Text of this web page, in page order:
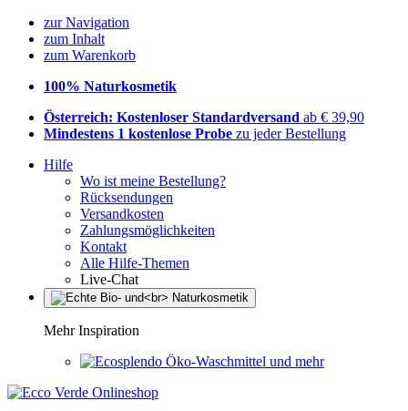
zur Navigation
zum Inhalt
zum Warenkorb
100% Naturkosmetik
Österreich: Kostenloser Standardversand ab € 39,90
Mindestens 1 kostenlose Probe zu jeder Bestellung
Hilfe
Wo ist meine Bestellung?
Rücksendungen
Versandkosten
Zahlungsmöglichkeiten
Kontakt
Alle Hilfe-Themen
Live-Chat
Mehr Inspiration
Öko-Waschmittel und mehr